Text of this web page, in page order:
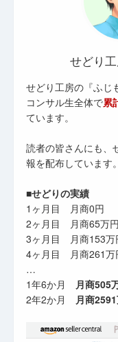
せどり
せどり工房の『ふじ
コンサル生全体で累
ています。
読者の皆さんにも、
報を配布しています。
■せどりの実績
1ヶ月目 月商0円
2ヶ月目 月商65万円
3ヶ月目 月商153万
4ヶ月目 月商261万
…
1年6か月 月商505
2年2か月 月商